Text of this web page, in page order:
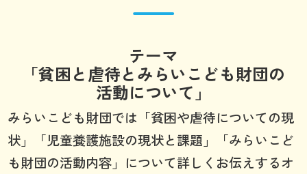
テーマ
「貧困と虐待とみらいこども財団の
活動について」
みらいこども財団では「貧困や虐待についての現
状」「児童養護施設の現状と課題」「みらいこど
も財団の活動内容」について詳しくお伝えするオ